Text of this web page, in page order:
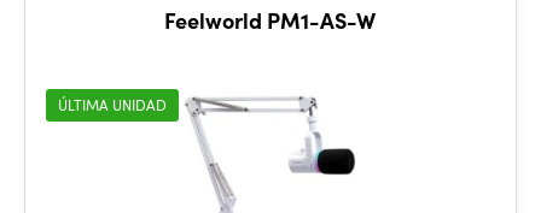
Feelworld PM1-AS-W
ÚLTIMA UNIDAD